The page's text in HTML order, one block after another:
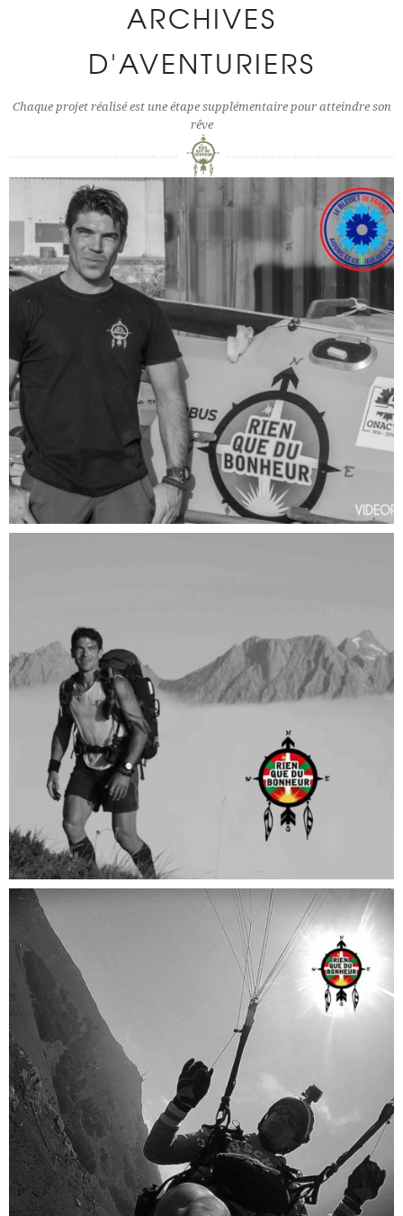
ARCHIVES
D'AVENTURIERS
Chaque projet réalisé est une étape supplémentaire pour atteindre son
rêve
TRAVERSÉES ATLANTIQUE
Aventures "Rien que du bonheur"
TRAVERSÉES CHAINES MONTAGNEUSES
Aventures "Rien que du bonheur"